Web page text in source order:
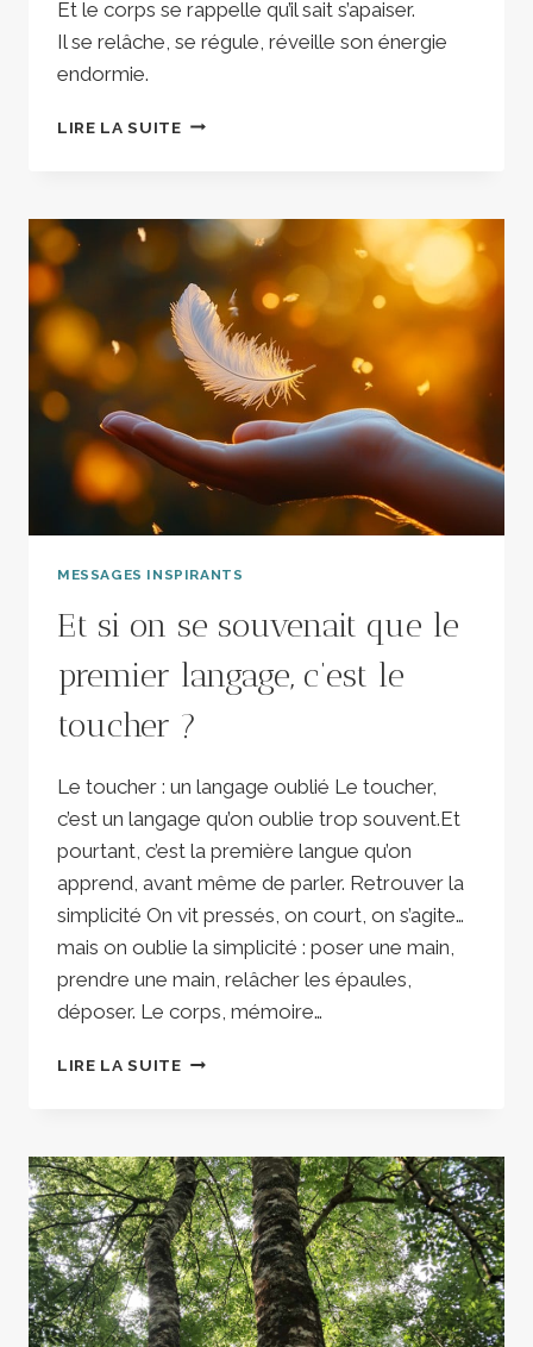
Et le corps se rappelle qu’il sait s’apaiser.
Il se relâche, se régule, réveille son énergie
endormie.
LIRE LA SUITELA
SERT
?
MESSAGES INSPIRANTS
Et si on se souvenait que le
premier langage, c’est le
toucher ?
Le toucher : un langage oublié Le toucher,
c’est un langage qu’on oublie trop souvent.Et
pourtant, c’est la première langue qu’on
apprend, avant même de parler. Retrouver la
simplicité On vit pressés, on court, on s’agite…
mais on oublie la simplicité : poser une main,
prendre une main, relâcher les épaules,
déposer. Le corps, mémoire…
LIRE LA SUITEET
SOUVENAIT
QUE
LE
PREMIER
LANGAGE,
C’EST
LE
TOUCHER